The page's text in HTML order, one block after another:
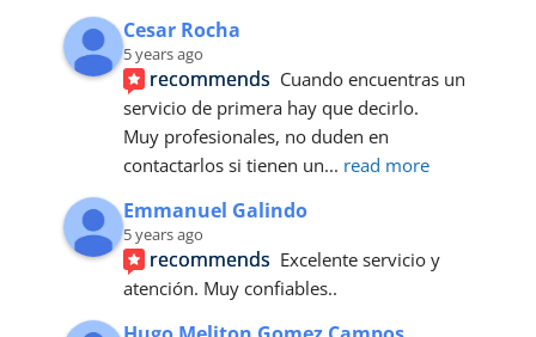
Cesar Rocha
5 years ago
recommends Cuando encuentras un
servicio de primera hay que decirlo.
Muy profesionales, no duden en
contactarlos si tienen un... read more
Emmanuel Galindo
5 years ago
recommends Excelente servicio y
atención. Muy confiables..